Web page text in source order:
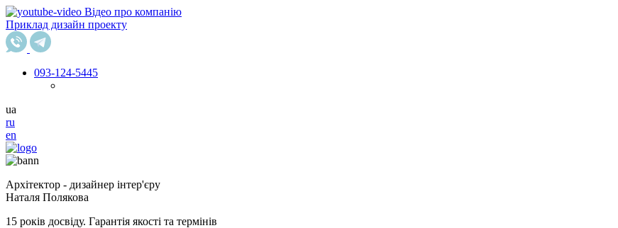
Відео про компанію
Приклад дизайн проекту
093-124-5445
ua
ru
en
Архітектор - дизайнер інтер'єру
Наталя Полякова
15 років досвіду. Гарантія якості та термінів